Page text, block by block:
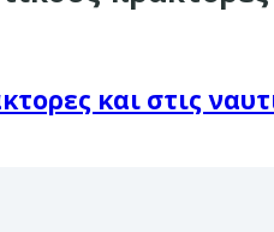
και στις